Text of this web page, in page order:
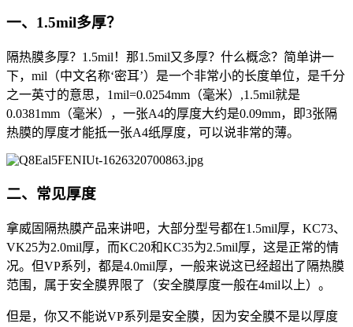
一、1.5mil多厚？
隔热膜多厚？1.5mil！那1.5mil又多厚？什么概念？简单讲一
下，mil（中文名称‘密耳’）是一个非常小的长度单位，是千分
之一英寸的意思，1mil=0.0254mm（毫米）,1.5mil就是
0.0381mm（毫米），一张A4的厚度大约是0.09mm，即3张隔
热膜的厚度才能抵一张A4纸厚度，可以说非常的薄。
二、常见厚度
拿威固隔热膜产品来讲吧，大部分型号都在1.5mil厚，KC73、
VK25为2.0mil厚，而KC20和KC35为2.5mil厚，这是正常的情
况。但VP系列，都是4.0mil厚，一般来说这已经超出了隔热膜
范围，属于安全膜界限了（安全膜厚度一般在4mil以上）。
但是，你又不能说VP系列是安全膜，因为安全膜不是以厚度